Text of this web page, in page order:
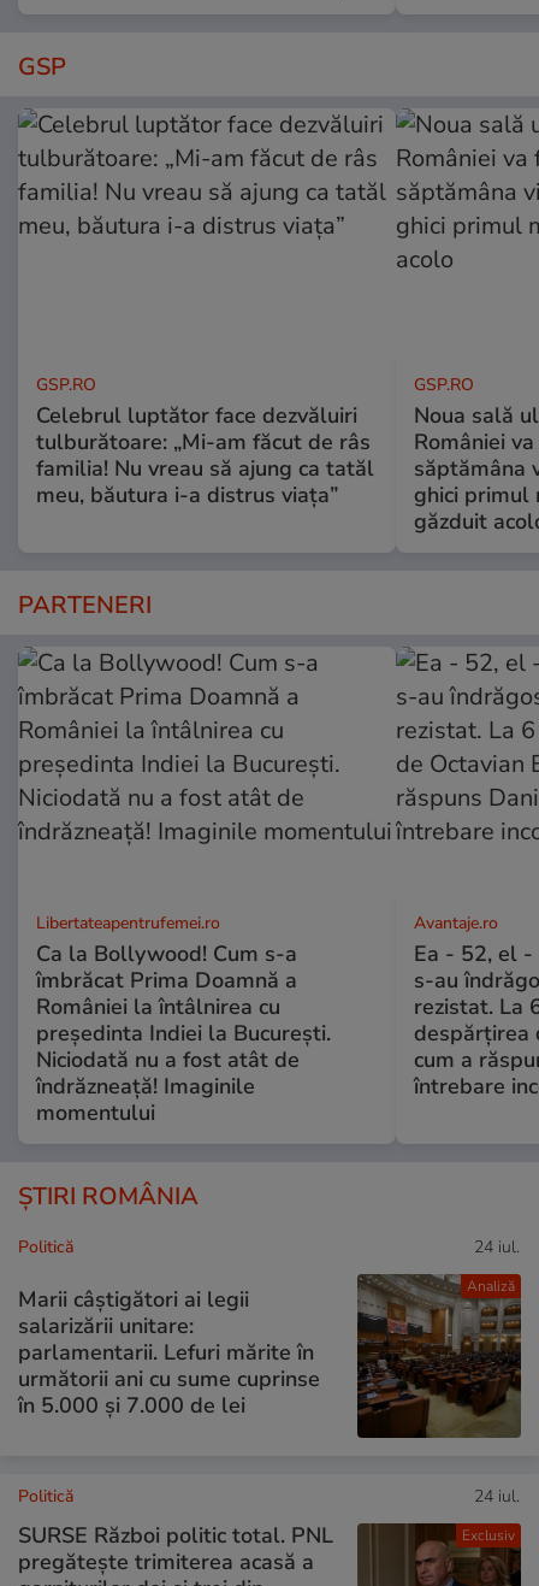
GSP
GSP.RO
Celebrul luptător face dezvăluiri
tulburătoare: „Mi-am făcut de râs
familia! Nu vreau să ajung ca tatăl
meu, băutura i-a distrus viața”
GSP.RO
Noua sală
României
săptămâna
ghici primul
găzduit
PARTENERI
Libertateapentrufemei.ro
Ca la Bollywood! Cum s-a
îmbrăcat Prima Doamnă a
României la întâlnirea cu
președinta Indiei la București.
Niciodată nu a fost atât de
îndrăzneață! Imaginile
momentului
Avantaje.ro
Ea - 52, el -
s-au
rezistat. La
despărțirea
cum a
întrebare
ȘTIRI ROMÂNIA
Analiză
Politică 24 iul.
Marii câștigători ai legii
salarizării unitare:
parlamentarii. Lefuri mărite în
următorii ani cu sume cuprinse
în 5.000 și 7.000 de lei
Exclusiv
Politică 24 iul.
SURSE Război politic total. PNL
pregătește trimiterea acasă a